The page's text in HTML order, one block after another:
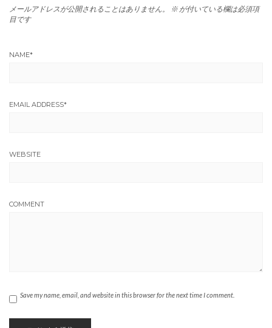
メールアドレスが公開されることはありません。 ※ が付いている欄は必須項
目です
NAME*
EMAIL ADDRESS*
WEBSITE
COMMENT
Save my name, email, and website in this browser for the next time I comment.